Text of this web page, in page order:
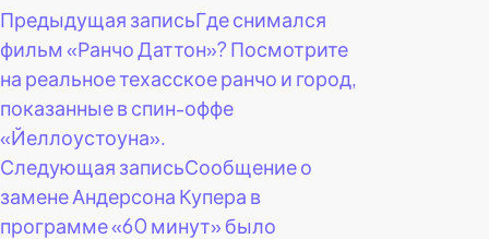
Навигация
по
записям
Предыдущая записьГде снимался
фильм «Ранчо Даттон»? Посмотрите
на реальное техасское ранчо и город,
показанные в спин-оффе
«Йеллоустоуна».
Следующая записьСообщение о
замене Андерсона Купера в
программе «60 минут» было